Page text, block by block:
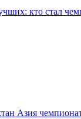
кто стал
Азия